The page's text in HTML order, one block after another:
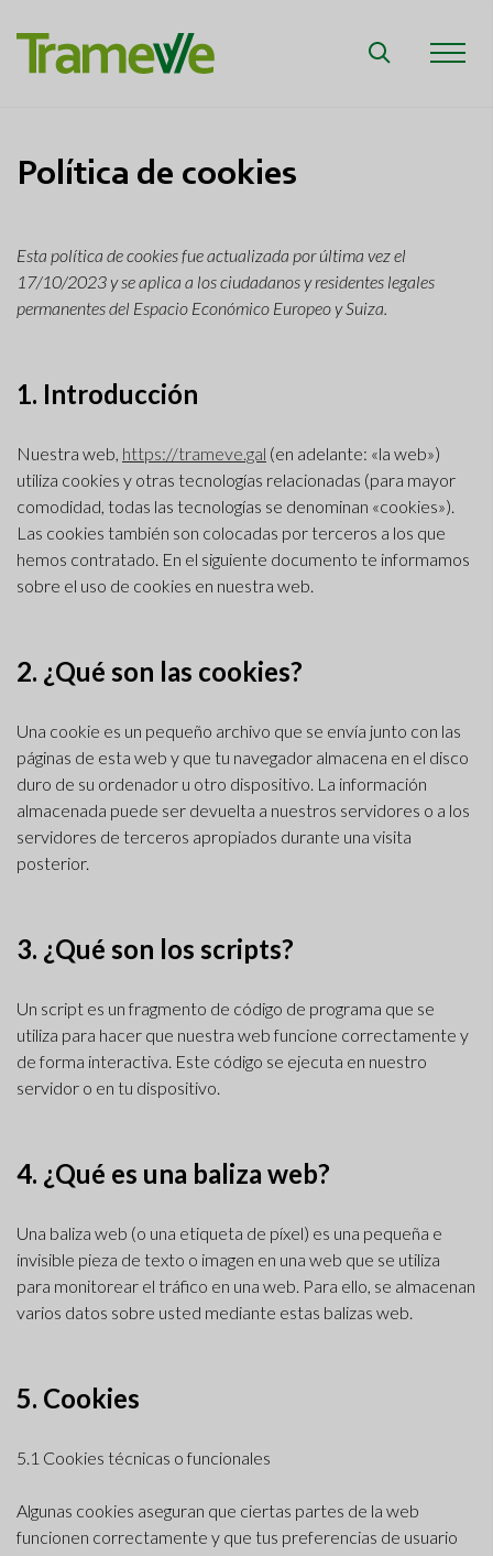
Política de cookies
Esta política de cookies fue actualizada por última vez el
17/10/2023 y se aplica a los ciudadanos y residentes legales
permanentes del Espacio Económico Europeo y Suiza.
1. Introducción
Nuestra web, https://trameve.gal (en adelante: «la web»)
utiliza cookies y otras tecnologías relacionadas (para mayor
comodidad, todas las tecnologías se denominan «cookies»).
Las cookies también son colocadas por terceros a los que
hemos contratado. En el siguiente documento te informamos
sobre el uso de cookies en nuestra web.
2. ¿Qué son las cookies?
Una cookie es un pequeño archivo que se envía junto con las
páginas de esta web y que tu navegador almacena en el disco
duro de su ordenador u otro dispositivo. La información
almacenada puede ser devuelta a nuestros servidores o a los
servidores de terceros apropiados durante una visita
posterior.
3. ¿Qué son los scripts?
Un script es un fragmento de código de programa que se
utiliza para hacer que nuestra web funcione correctamente y
de forma interactiva. Este código se ejecuta en nuestro
servidor o en tu dispositivo.
4. ¿Qué es una baliza web?
Una baliza web (o una etiqueta de píxel) es una pequeña e
invisible pieza de texto o imagen en una web que se utiliza
para monitorear el tráfico en una web. Para ello, se almacenan
varios datos sobre usted mediante estas balizas web.
5. Cookies
5.1 Cookies técnicas o funcionales
Algunas cookies aseguran que ciertas partes de la web
funcionen correctamente y que tus preferencias de usuario